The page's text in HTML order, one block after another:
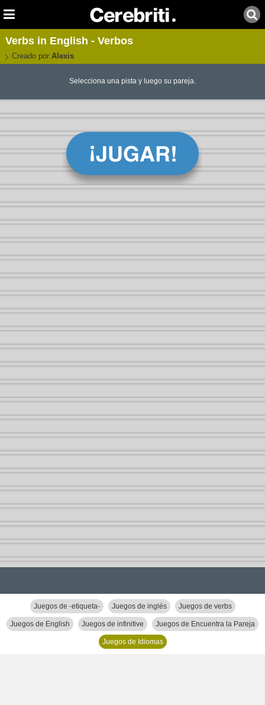
Verbs in English - Verbos
Creado por:Alexis
Selecciona una pista y luego su pareja.
Juegos de -etiqueta- Juegos de inglés Juegos de verbs
Juegos de English Juegos de infinitive Juegos de Encuentra la Pareja
Juegos de Idiomas